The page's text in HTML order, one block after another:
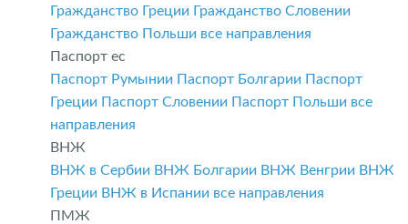
Гражданство Греции Гражданство Словении
Гражданство Польши все направления
Паспорт ес
Паспорт Румынии Паспорт Болгарии Паспорт
Греции Паспорт Словении Паспорт Польши все
направления
ВНЖ
ВНЖ в Сербии ВНЖ Болгарии ВНЖ Венгрии ВНЖ
Греции ВНЖ в Испании все направления
ПМЖ